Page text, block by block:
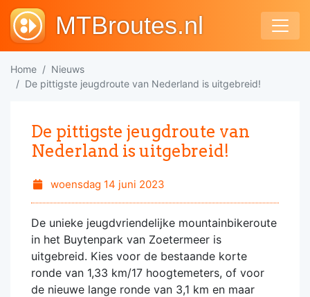
MTBroutes.nl
Home
Nieuws
De pittigste jeugdroute van Nederland is uitgebreid!
De pittigste jeugdroute van
Nederland is uitgebreid!
woensdag 14 juni 2023
De unieke jeugdvriendelijke mountainbikeroute
in het Buytenpark van Zoetermeer is
uitgebreid. Kies voor de bestaande korte
ronde van 1,33 km/17 hoogtemeters, of voor
de nieuwe lange ronde van 3,1 km en maar